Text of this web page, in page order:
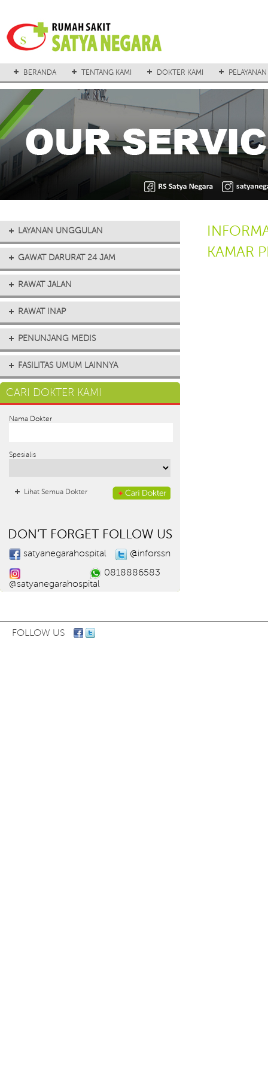
BERANDA TENTANG KAMI DOKTER KAMI PELAYANAN
LAYANAN UNGGULAN
GAWAT DARURAT 24 JAM
RAWAT JALAN
RAWAT INAP
PENUNJANG MEDIS
FASILITAS UMUM LAINNYA
CARI DOKTER KAMI
Nama Dokter
Spesialis
Lihat Semua Dokter
DON’T FORGET FOLLOW US
satyanegarahospital @inforssn
@satyanegarahospital
0818886583
KAMAR
FOLLOW US